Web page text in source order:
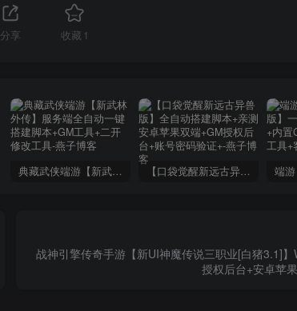
分享 收藏 1
典藏武侠端游【新武林外传】服务端全自动一键搭建脚本+GM工具+二开修改工具 【口袋觉醒新远古异兽版】全自动搭建脚本+亲测安卓苹果双端+GM授权后台+账号密码验证+
战神引擎传奇手游【新UI神魔传说三职业[白猪3.1]
授权后台+安卓苹